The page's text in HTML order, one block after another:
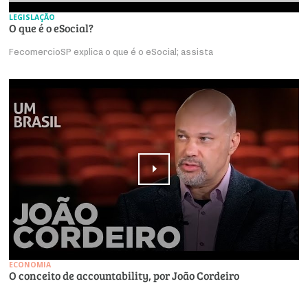
LEGISLAÇÃO
O que é o eSocial?
FecomercioSP explica o que é o eSocial; assista
ECONOMIA
O conceito de accountability, por João Cordeiro